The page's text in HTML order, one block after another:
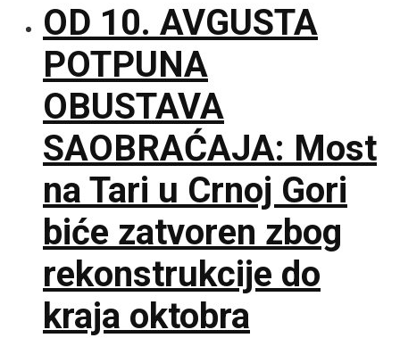
OD 10. AVGUSTA
POTPUNA
OBUSTAVA
SAOBRAĆAJA: Most
na Tari u Crnoj Gori
biće zatvoren zbog
rekonstrukcije do
kraja oktobra